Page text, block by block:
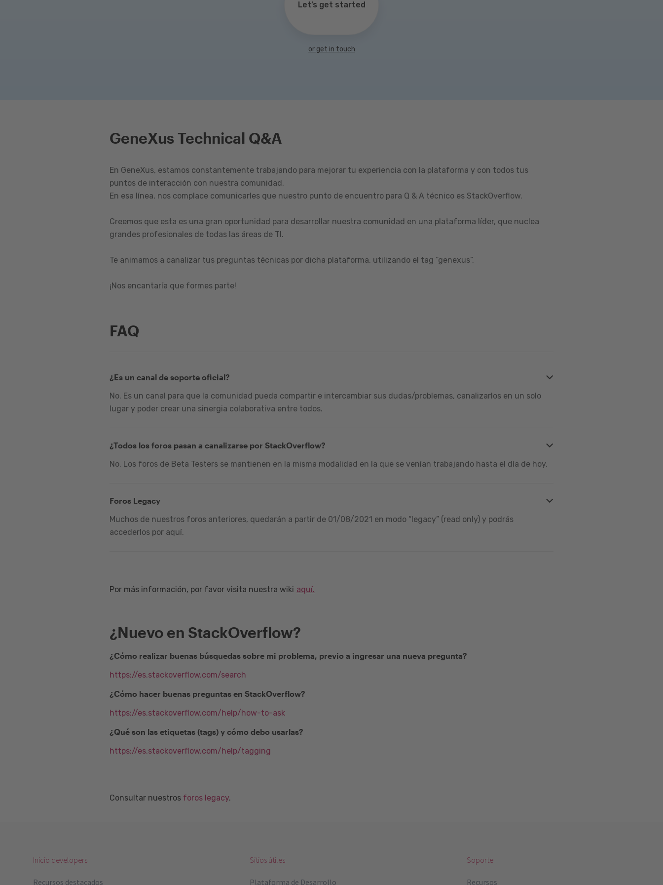
Let’s get started
or get in touch
GeneXus Technical Q&A
En GeneXus, estamos constantemente trabajando para mejorar tu experiencia con la plataforma y con todos tus
puntos de interacción con nuestra comunidad.
En esa línea, nos complace comunicarles que nuestro punto de encuentro para Q & A técnico es StackOverflow.
Creemos que esta es una gran oportunidad para desarrollar nuestra comunidad en una plataforma líder, que nuclea
grandes profesionales de todas las áreas de TI.
Te animamos a canalizar tus preguntas técnicas por dicha plataforma, utilizando el tag “genexus”.
¡Nos encantaría que formes parte!
FAQ
¿Es un canal de soporte oficial?
No. Es un canal para que la comunidad pueda compartir e intercambiar sus dudas/problemas, canalizarlos en un solo
lugar y poder crear una sinergia colaborativa entre todos.
¿Todos los foros pasan a canalizarse por StackOverflow?
No. Los foros de Beta Testers se mantienen en la misma modalidad en la que se venían trabajando hasta el día de hoy.
Foros Legacy
Muchos de nuestros foros anteriores, quedarán a partir de 01/08/2021 en modo “legacy” (read only) y podrás
accederlos por aquí.
Por más información, por favor visita nuestra wiki aquí.
¿Nuevo en StackOverflow?
¿Cómo realizar buenas búsquedas sobre mi problema, previo a ingresar una nueva pregunta?
https://es.stackoverflow.com/search
¿Cómo hacer buenas preguntas en StackOverflow?
https://es.stackoverflow.com/help/how-to-ask
¿Qué son las etiquetas (tags) y cómo debo usarlas?
https://es.stackoverflow.com/help/tagging
Consultar nuestros foros legacy.
Inicio developers
Recursos destacados
Sitios útiles
Plataforma de Desarrollo
Soporte
Recursos